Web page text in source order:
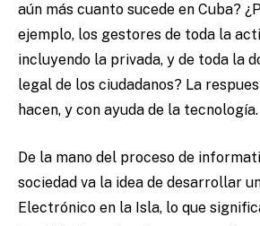
aún más cuanto sucede en Cuba?
ejemplo, los gestores de toda la
incluyendo la privada, y de toda la
legal de los ciudadanos? La
hacen, y con ayuda de la tecnología.
De la mano del proceso de
sociedad va la idea de desarrollar
Electrónico en la Isla, lo que